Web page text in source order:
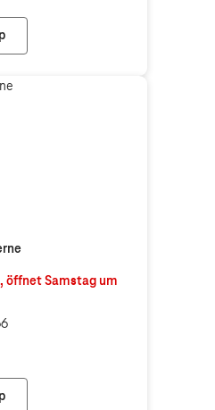
Shop Bochum Hofstede
öffnetSamstag um
Shop Herne